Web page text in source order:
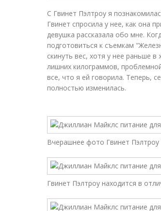
С Гвинет Пэлтроу я
Гвинет спросила у нее, как она
девушка рассказала обо мне.
подготовиться к съемкам
скинуть вес, хотя у нее раньше
лишних килограммов,
все, что я ей говорила. Теперь,
полностью изменилась.
Вчерашнее фото Гвинет Пэлтроу
Гвинет Пэлтроу находится в